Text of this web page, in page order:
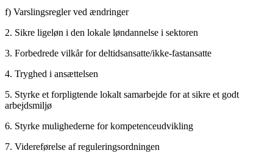
f) Varslingsregler ved ændringer
2. Sikre ligeløn i den lokale løndannelse i sektoren
3. Forbedrede vilkår for deltidsansatte/ikke-fastansatte
4. Tryghed i ansættelsen
5. Styrke et forpligtende lokalt samarbejde for at sikre et godt
arbejdsmiljø
6. Styrke mulighederne for kompetenceudvikling
7. Videreførelse af reguleringsordningen